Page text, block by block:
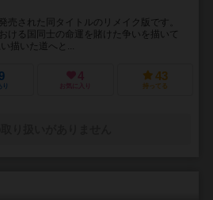
売された同タイトルのリメイク版です。
ける国同士の命運を賭けた争いを描いて
描いた道へと...
9 4
お気に入り
43
持ってる